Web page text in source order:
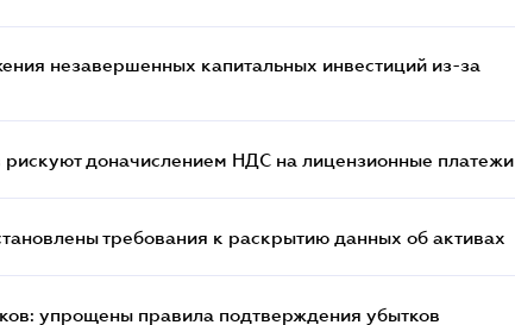
незавершенных капитальных инвестиций из-за
доначислением НДС на лицензионные платежи
требования к раскрытию данных об активах
упрощены правила подтверждения убытков